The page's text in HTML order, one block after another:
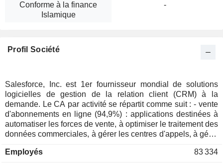
Conforme à la finance
Islamique
-
Profil Société
Salesforce, Inc. est 1er fournisseur mondial de solutions
logicielles de gestion de la relation client (CRM) à la
demande. Le CA par activité se répartit comme suit : - vente
d'abonnements en ligne (94,9%) : applications destinées à
automatiser les forces de vente, à optimiser le traitement des
données commerciales, à gérer les centres d'appels, à gérer
services professionnels (5,1%) : prestations de conseil,
Employés 83 334